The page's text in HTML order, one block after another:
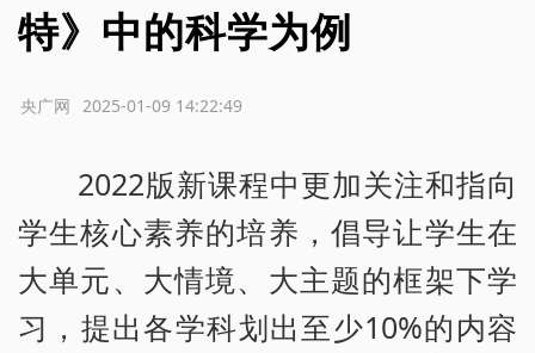
特》中的科学为例
2025-01-09 14:22:49
央广网
2022版新课程中更加关注和指向
学生核心素养的培养，倡导让学生在
大单元、大情境、大主题的框架下学
习，提出各学科划出至少10%的内容